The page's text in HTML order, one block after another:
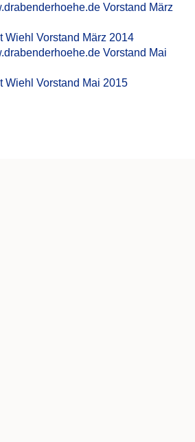
Vorstand März
Wiehl Vorstand März 2014
Vorstand Mai
Wiehl Vorstand Mai 2015